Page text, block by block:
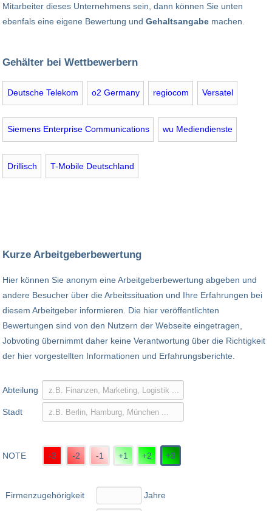
Mitarbeiter dieses Unternehmens sein, dann können Sie unten
ebenfals eine eigene Bewertung und Gehaltsangabe machen.
Gehälter bei Wettbewerbern
Deutsche Telekom o2 Germany regiocom Versatel
Siemens Enterprise Communications wu Mediendienste
Drillisch T-Mobile Deutschland
Kurze Arbeitgeberbewertung
Hier können Sie anonym eine Arbeitgeberbewertung abgeben und
andere Besucher über die Arbeitssituation und Ihre Erfahrungen bei
diesem Arbeitgeber informieren. Die hier veröffentlichten
Bewertungen sind von den Nutzern der Webseite eingetragen,
Jobvoting übernimmt daher keine Verantwortung über die Richtigkeit
der hier vorgestellten Informationen und Erfahrungsberichte.
Abteilung
Stadt
NOTE -3 -2 -1 +1 +2 +3
Firmenzugehörigkeit Jahre